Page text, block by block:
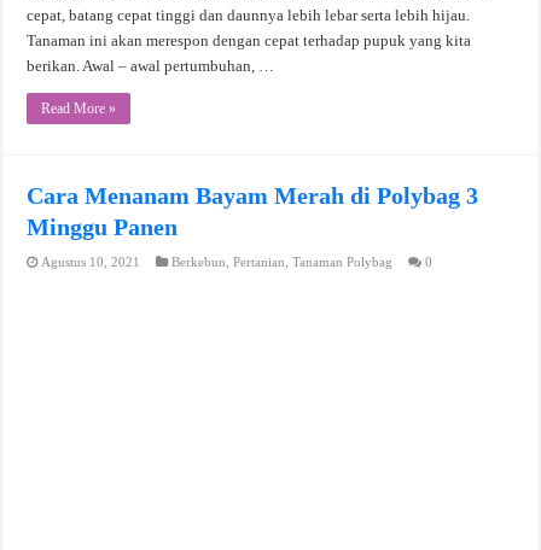
cepat, batang cepat tinggi dan daunnya lebih lebar serta lebih hijau.
Tanaman ini akan merespon dengan cepat terhadap pupuk yang kita
berikan. Awal – awal pertumbuhan, …
Read More »
Cara Menanam Bayam Merah di Polybag 3
Minggu Panen
Agustus 10, 2021 Berkebun ,Pertanian ,Tanaman Polybag 0